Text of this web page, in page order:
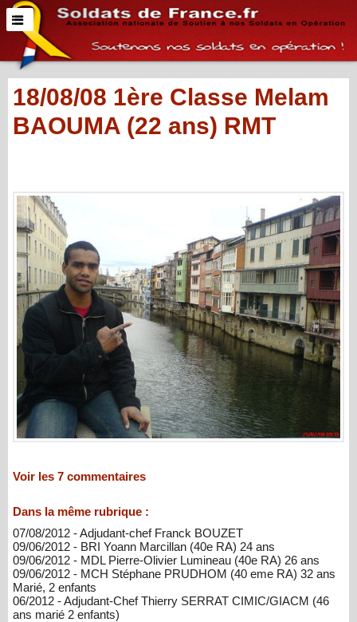
18/08/08 1ère Classe Melam
BAOUMA (22 ans) RMT
Voir les 7 commentaires
Dans la même rubrique :
07/08/2012 - Adjudant-chef Franck BOUZET
09/06/2012 - BRI Yoann Marcillan (40e RA) 24 ans
09/06/2012 - MDL Pierre-Olivier Lumineau (40e RA) 26 ans
09/06/2012 - MCH Stéphane PRUDHOM (40 eme RA) 32 ans
Marié, 2 enfants
06/2012 - Adjudant-Chef Thierry SERRAT CIMIC/GIACM (46
ans marié 2 enfants)